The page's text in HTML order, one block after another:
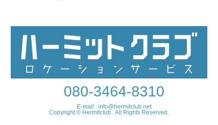
080-3464-8310
E-mail : info@hermitclub.net
Copyright © Hermitclub . All Rights Reserved.